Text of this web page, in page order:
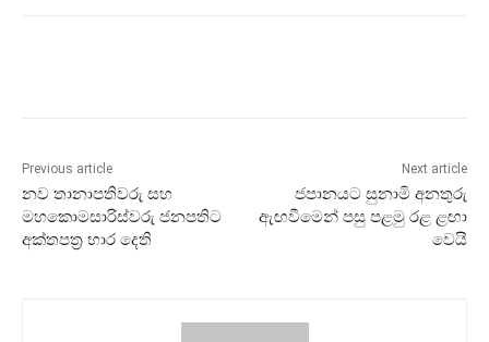
Previous article
නව තානාපතිවරු සහ
මහකොමසාරිස්වරු ජනපතිට
අක්තපත්‍ර භාර දෙති
Next article
ජපානයට සුනාමි අනතුරු
ඇඟවීමෙන් පසු පළමු රළ ළඟා
වෙයි